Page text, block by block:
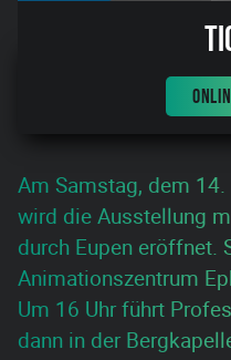
Am Samstag, dem
wird die Ausstellung
durch Eupen eröffnet.
Animationszentrum
Um 16 Uhr führt
dann in der